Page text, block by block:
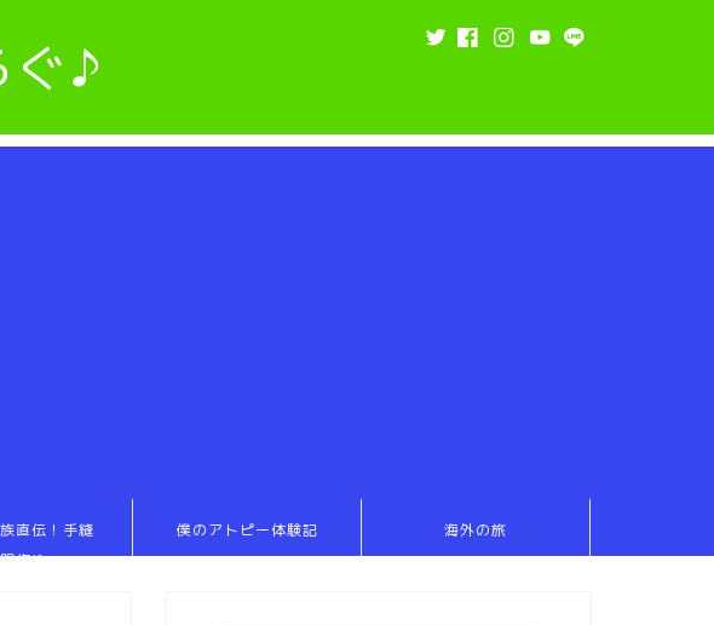
ぐ♪
直伝！手縫
作り
僕のアトピー体験記 海外の旅